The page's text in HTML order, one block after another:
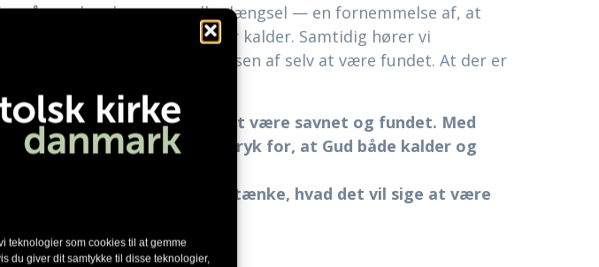
teknologier som cookies til at gemme
du giver dit samtykke til disse teknologier,
år genkender en uro eller længsel — en fornemmelse af, at
være savnet. At der er én, der kalder. Samtidig hører vi
— og samtidig får oplevelsen af selv at være fundet. At der er
og fundet — og mellem at være savnet og fundet. Med
tid kan forstås som et udtryk for, at Gud både kalder og
nu — og sammen vil vi gentænke, hvad det vil sige at være
til fundet.